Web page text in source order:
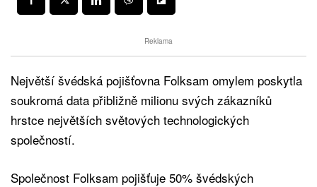
Reklama
Největší švédská pojišťovna Folksam omylem poskytla
soukromá data přibližně milionu svých zákazníků
hrstce největších světových technologických
společností.
Společnost Folksam pojišťuje 50% švédských